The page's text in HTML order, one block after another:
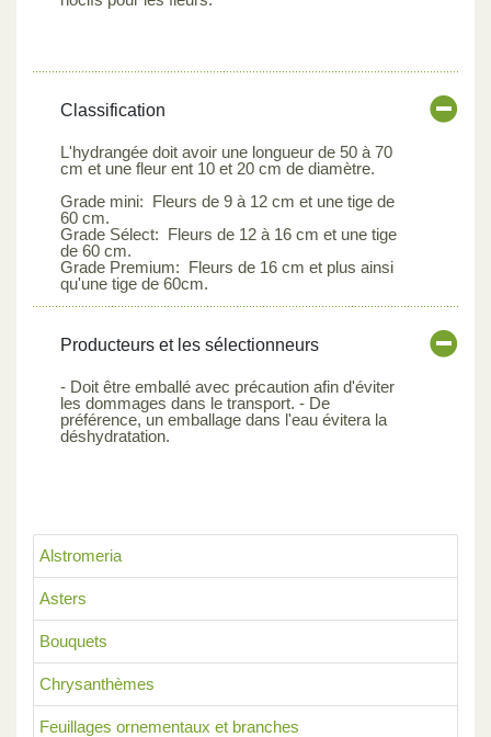
Alstromeria
Asters
Bouquets
Chrysanthèmes
Feuillages ornementaux et branches
Classification
L'hydrangée doit avoir une longueur de 50 à 70
cm et une fleur ent 10 et 20 cm de diamètre.
Grade mini: Fleurs de 9 à 12 cm et une tige de
60 cm.
Grade Sélect: Fleurs de 12 à 16 cm et une tige
de 60 cm.
Grade Premium: Fleurs de 16 cm et plus ainsi
qu'une tige de 60cm.
Producteurs et les sélectionneurs
- Doit être emballé avec précaution afin d'éviter
les dommages dans le transport. - De
préférence, un emballage dans l'eau évitera la
déshydratation.